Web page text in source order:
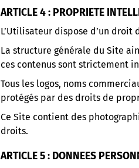
ARTICLE 4 : PROPRIETE
L’Utilisateur dispose d’un
La structure générale du Site
ces contenus sont strictement
Tous les logos, noms
protégés par des droits de
Ce Site contient des
droits.
ARTICLE 5 : DONNEES